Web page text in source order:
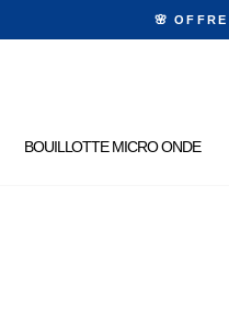
🌸
BOUILLOTTE MICRO ONDE